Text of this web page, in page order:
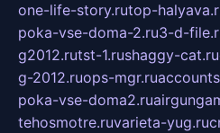
one-life-story.rutop-
poka-vse-doma-2.ru3-d-
g2012.rutst-1.rushaggy-cat.ru
g-2012.ruops-mgr.ru
poka-vse-doma2.ru
tehosmotre.ruvarieta-yug.ru